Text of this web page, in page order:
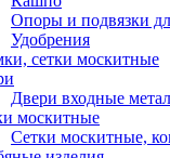
Опоры и подвязки
Удобрения
сетки москитные
Двери входные
москитные
Сетки москитные,